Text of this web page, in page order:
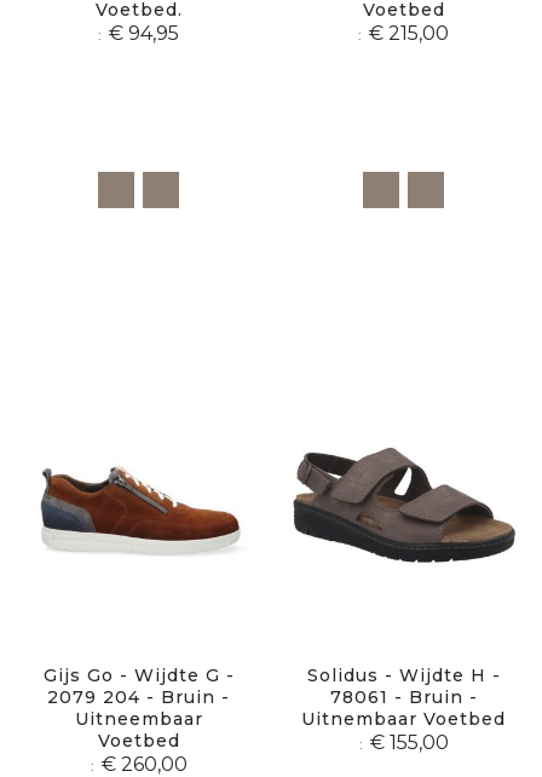
Voetbed.
€ 94,95
Voetbed
€ 215,00
Gijs Go - Wijdte G -
2079 204 - Bruin -
Uitneembaar
Voetbed
€ 260,00
Solidus - Wijdte H -
78061 - Bruin -
Uitnembaar Voetbed
€ 155,00